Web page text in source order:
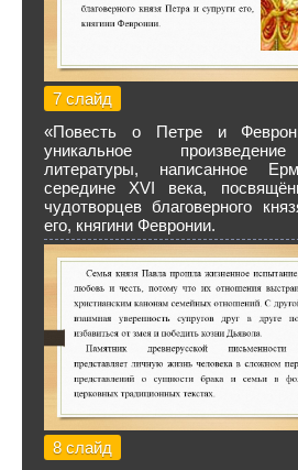
7 слайд
«Повесть о Петре и
уникальное
литературы, написанное
середине XVI века,
чудотворцев благоверного
его, княгини Февронии.
8 слайд